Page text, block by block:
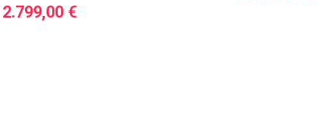
2.799,00 €